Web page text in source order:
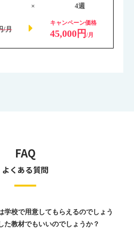
× 4週
/月
キャンペーン価格
45,000円/月
FAQ
よくある質問
学校で用意してもらえるのでしょう
た教材でもいいのでしょうか？